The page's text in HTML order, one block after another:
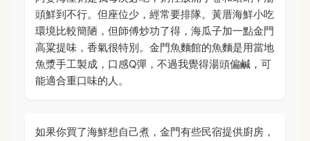
頭鮮到不行。但座位少，經常要排隊。黃厝海鮮小吃
環境比較簡陋，但師傅炒功了得，海瓜子加一點金門
高粱提味，香氣很特別。金門魚麵館的魚麵是用當地
魚漿手工製成，口感Q彈，不過我覺得湯頭偏鹹，可
能適合重口味的人。
如果你買了海鮮想自己煮，金門有些民宿提供廚房，